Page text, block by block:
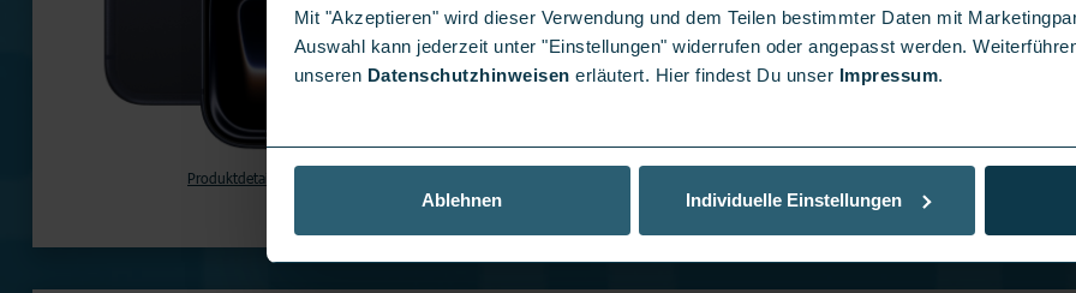
Mit "Akzeptieren" wird dieser Verwendung und dem Teilen bestimmter Daten mit
Auswahl kann jederzeit unter "Einstellungen" widerrufen oder angepasst werden.
unseren Datenschutzhinweisen erläutert. Hier findest Du unser Impressum.
Ablehnen Individuelle Einstellungen
Produktdetails